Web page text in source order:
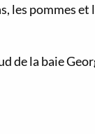
les pommes et
de la baie